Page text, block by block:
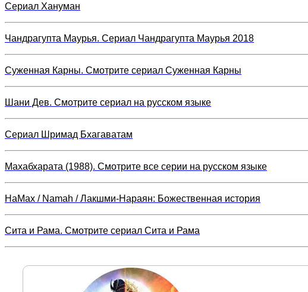
Сериал Хануман
Чандрагупта Маурья. Сериал Чандрагупта Маурья 2018
Суженная Карны. Смотрите сериал Суженная Карны
Шани Дев. Смотрите сериал на русском языке
Сериал Шримад Бхагаватам
Махабхарата (1988). Смотрите все серии на русском языке
НаМах / Namah / Лакшми-Нараян: Божественная история
Сита и Рама. Смотрите сериал Сита и Рама